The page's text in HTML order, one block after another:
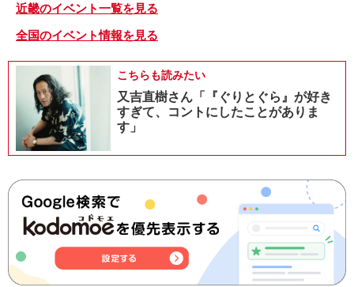
近畿のイベント一覧を見る
全国のイベント情報を見る
こちらも読みたい
又吉直樹さん「『ぐりとぐら』が好き
すぎて、コントにしたことがありま
す」